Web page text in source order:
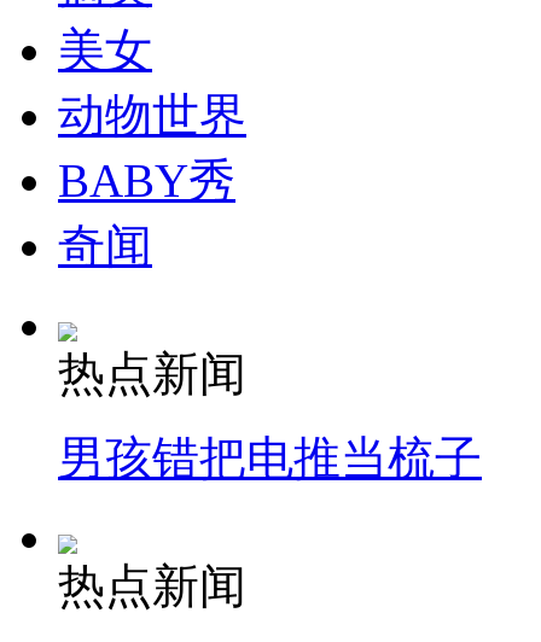
司机酒驾遇交警 急速倒车逃窜
美女
动物世界
BABY秀
奇闻
热点新闻
男孩错把电推当梳子
热点新闻